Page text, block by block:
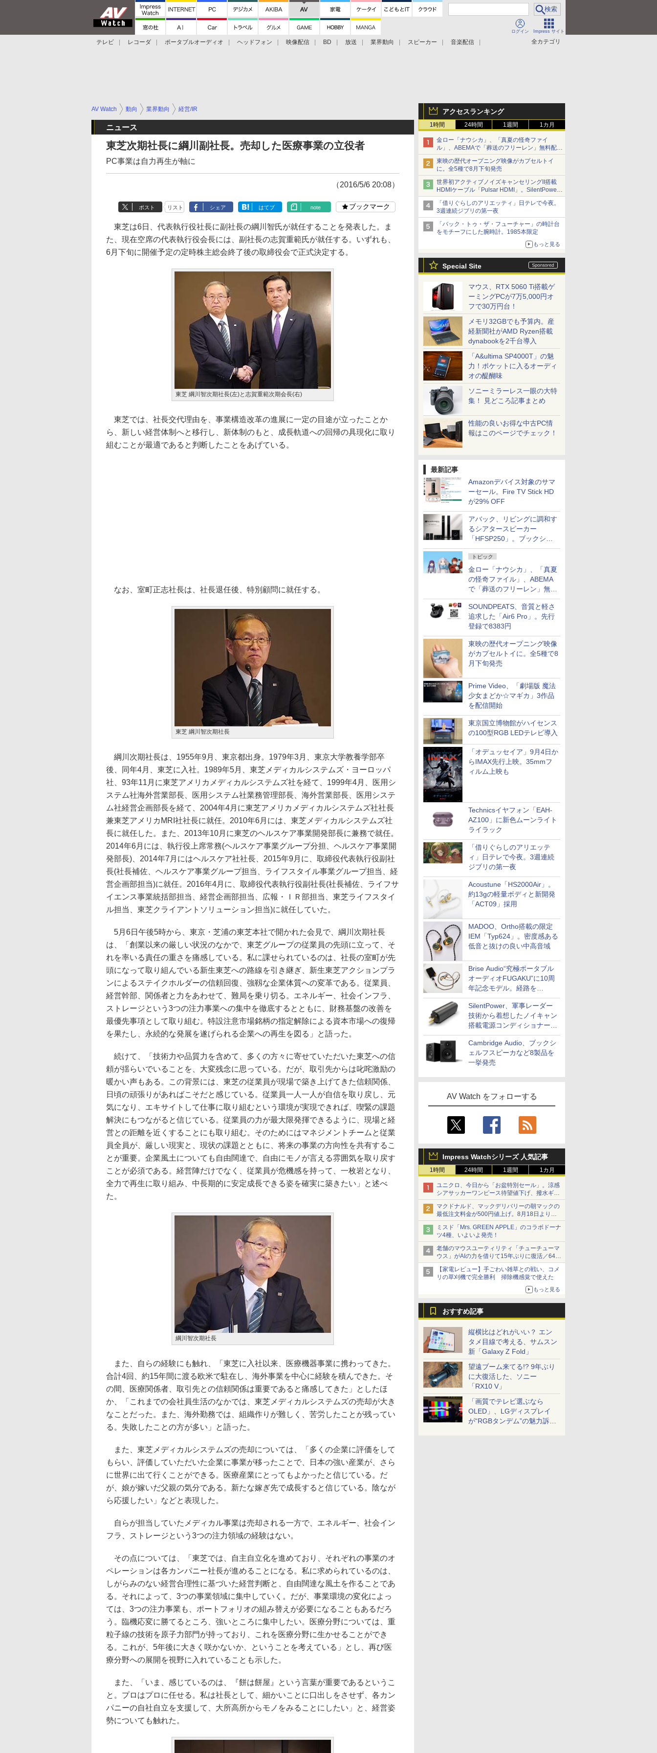
ログイン Impress サイト
全カテゴリ
テレビ レコーダ ポータブルオーディオ ヘッドフォン 映像配信 BD 放送 業界動向 スピーカー
音楽配信
アクセスランキング
1時間 24時間 1週間 1カ月
金ロー「ナウシカ」、「真夏の怪奇ファイ
ル」、ABEMAで「葬送のフリーレン」無料配信
など。夏の特番・配信情報
東映の歴代オープニング映像がカプセルトイ
に。全5種で8月下旬発売
世界初アクティブノイズキャンセリングII搭載
HDMIケーブル「Pulsar HDMI」。SilentPower
から
「借りぐらしのアリエッティ」日テレで今夜。
3週連続ジブリの第一夜
「バック・トゥ・ザ・フューチャー」の時計台
をモチーフにした腕時計。1985本限定
もっと見る
Special Site
マウス、RTX 5060 Ti搭載ゲ
ーミングPCが7万5,000円オ
フで30万円台！
メモリ32GBでも予算内。産
経新聞社がAMD Ryzen搭載
dynabookを2千台導入
「A&ultima SP4000T」の魅
力！ポケットに入るオーディ
オの醍醐味
ソニーミラーレス一眼の大特
集！ 見どころ記事まとめ
性能の良いお得な中古PC情
報はこのページでチェック！
最新記事
Amazonデバイス対象のサマ
ーセール。Fire TV Stick HD
が29% OFF
アバック、リビングに調和す
るシアタースピーカー
「HFSP250」。ブックシェ
ルフはペア3万円以下
トピック
金ロー「ナウシカ」、「真夏
の怪奇ファイル」、ABEMA
で「葬送のフリーレン」無料
配信など。夏の特番・配信情
報
SOUNDPEATS、音質と軽さ
追求した「Air6 Pro」。先行
登録で8383円
東映の歴代オープニング映像
がカプセルトイに。全5種で8
月下旬発売
Prime Video、「劇場版 魔法
少女まどか☆マギカ」3作品
を配信開始
東京国立博物館がハイセンス
の100型RGB LEDテレビ導入
「オデュッセイア」9月4日か
らIMAX先行上映。35mmフ
ィルム上映も
Technicsイヤフォン「EAH-
AZ100」に新色ムーンライト
ライラック
「借りぐらしのアリエッテ
ィ」日テレで今夜。3週連続
ジブリの第一夜
Acoustune「HS2000Air」。
約13gの軽量ボディと新開発
「ACT09」採用
MADOO、Ortho搭載の限定
IEM「Typ624」。密度感ある
低音と抜けの良い中高音域
Brise Audio“究極ポータブル
オーディオFUGAKU”に10周
年記念モデル。経路を
NISHIKIで統一。400万円
SilentPower、軍事レーダー
技術から着想したノイキャン
搭載電源コンディショナー
「AC iPurifier2」
Cambridge Audio、ブックシ
ェルフスピーカなど8製品を
一挙発売
AV Watch をフォローする
Impress Watchシリーズ 人気記事
1時間 24時間 1週間 1カ月
ユニクロ、今日から「お盆特別セール」。涼感
シアサッカーワンピース待望値下げ、撥水ギア
ショーツは1990円に
マクドナルド、マックデリバリーの朝マックの
最低注文料金が500円値上げ。8月18日より
1,500円から受付
ミスド「Mrs. GREEN APPLE」のコラボドーナ
ツ4種、いよいよ発売！
老舗のマウスユーティリティ「チューチューマ
ウス」がAIの力を借りて15年ぶりに復活／64bit
化、Windows 10/11、「Chrome」も走り回
る。復活記念で2026年末まで500円
【家電レビュー】手ごわい雑草との戦い、コメ
リの草刈機で完全勝利 掃除機感覚で使えた
もっと見る
おすすめ記事
縦横比はどれがいい？ エン
タメ目線で考える、サムスン
新「Galaxy Z Fold」
望遠ブーム来てる!? 9年ぶり
に大復活した、ソニー
「RX10 V」
「画質でテレビ選ぶなら
OLED」、LGディスプレイ
が“RGBタンデム”の魅力訴
AV Watch 動向 業界動向 経営/IR
ニュース
東芝次期社長に綱川副社長。売却した医療事業の立役者
PC事業は自力再生が軸に
（2016/5/6 20:08）
ポスト リスト シェア はてブ note ブックマーク
東芝は6日、代表執行役社長に副社長の綱川智氏が就任することを発表した。ま
た、現在空席の代表執行役会長には、副社長の志賀重範氏が就任する。いずれも、
6月下旬に開催予定の定時株主総会終了後の取締役会で正式決定する。
東芝 綱川智次期社長(左)と志賀重範次期会長(右)
東芝では、社長交代理由を、事業構造改革の進展に一定の目途が立ったことか
ら、新しい経営体制へと移行し、新体制のもと、成長軌道への回帰の具現化に取り
組むことが最適であると判断したことをあげている。
なお、室町正志社長は、社長退任後、特別顧問に就任する。
東芝 綱川智次期社長
綱川次期社長は、1955年9月、東京都出身。1979年3月、東京大学教養学部卒
後、同年4月、東芝に入社。1989年5月、東芝メディカルシステムズ・ヨーロッパ
社、93年11月に東芝アメリカメディカルシステムズ社を経て、1999年4月、医用シ
ステム社海外営業部長、医用システム社業務管理部長、海外営業部長、医用システ
ム社経営企画部長を経て、2004年4月に東芝アメリカメディカルシステムズ社社長
兼東芝アメリカMRI社社長に就任。2010年6月には、東芝メディカルシステムズ社
長に就任した。また、2013年10月に東芝のヘルスケア事業開発部長に兼務で就任。
2014年6月には、執行役上席常務(ヘルスケア事業グループ分担、ヘルスケア事業開
発部長)、2014年7月にはヘルスケア社社長、2015年9月に、取締役代表執行役副社
長(社長補佐、ヘルスケア事業グループ担当、ライフスタイル事業グループ担当、経
営企画部担当)に就任。2016年4月に、取締役代表執行役副社長(社長補佐、ライフサ
イエンス事業統括部担当、経営企画部担当、広報・ＩＲ部担当、東芝ライフスタイ
ル担当、東芝クライアントソリューション担当)に就任していた。
5月6日午後5時から、東京・芝浦の東芝本社で開かれた会見で、綱川次期社長
は、「創業以来の厳しい状況のなかで、東芝グループの従業員の先頭に立って、そ
れを率いる責任の重さを痛感している。私に課せられているのは、社長の室町が先
頭になって取り組んでいる新生東芝への路線を引き継ぎ、新生東芝アクションプラ
ンによるステイクホルダーの信頼回復、強靱な企業体質への変革である。従業員、
経営幹部、関係者と力をあわせて、難局を乗り切る。エネルギー、社会インフラ、
ストレージという3つの注力事業への集中を徹底するとともに、財務基盤の改善を
最優先事項として取り組む。特設注意市場銘柄の指定解除による資本市場への復帰
を果たし、永続的な発展を遂げられる企業への再生を図る」と語った。
続けて、「技術力や品質力を含めて、多くの方々に寄せていただいた東芝への信
頼が揺らいでいることを、大変残念に思っている。だが、取引先からは叱咤激励の
暖かい声もある。この背景には、東芝の従業員が現場で築き上げてきた信頼関係、
日頃の頑張りがあればこそだと感じている。従業員一人一人が自信を取り戻し、元
気になり、エキサイトして仕事に取り組むという環境が実現できれば、喫緊の課題
解決にもつながると信じている。従業員の力が最大限発揮できるように、現場と経
営との距離を近くすることにも取り組む。そのためにはマネジメントチームと従業
員全員が、厳しい現実と、現状の課題とともに、将来の事業の方向性を共有するこ
とが重要。企業風土についても自由闊達で、自由にモノが言える雰囲気を取り戻す
ことが必須である。経営陣だけでなく、従業員が危機感を持って、一枚岩となり、
全力で再生に取り組み、中長期的に安定成長できる姿を確実に築きたい」と述べ
た。
綱川智次期社長
また、自らの経験にも触れ、「東芝に入社以来、医療機器事業に携わってきた。
合計4回、約15年間に渡る欧米で駐在し、海外事業を中心に経験を積んできた。そ
の間、医療関係者、取引先との信頼関係は重要であると痛感してきた」としたほ
か、「これまでの会社員生活のなかでは、東芝メディカルシステムズの売却が大き
なことだった。また、海外勤務では、組織作りが難しく、苦労したことが残ってい
る。失敗したことの方が多い」と語った。
また、東芝メディカルシステムズの売却については、「多くの企業に評価をして
もらい、評価していただいた企業に事業が移ったことで、日本の強い産業が、さら
に世界に出て行くことができる。医療産業にとってもよかったと信じている。だ
が、娘が嫁いだ父親の気分である。新たな嫁ぎ先で成長すると信じている。陰なが
ら応援したい」などと表現した。
自らが担当していたメディカル事業は売却される一方で、エネルギー、社会イン
フラ、ストレージという3つの注力領域の経験はない。
その点については、「東芝では、自主自立化を進めており、それぞれの事業のオ
ペレーションは各カンパニー社長が進めることになる。私に求められているのは、
しがらみのない経営合理性に基づいた経営判断と、自由闊達な風土を作ることであ
る。それによって、3つの事業領域に集中していく。だが、事業環境の変化によっ
ては、3つの注力事業も、ポートフォリオの組み替えが必要になることもあるだろ
う。臨機応変に勝てるところ、強いところに集中したい。医療分野については、重
粒子線の技術を原子力部門が持っており、これを医療分野に生かせることができ
る。これが、5年後に大きく咲かないか、ということを考えている」とし、再び医
療分野への展開を視野に入れていることも示した。
また、「いま、感じているのは、『餅は餅屋』という言葉が重要であるというこ
と。プロはプロに任せる。私は社長として、細かいことに口出しをさせず、各カン
パニーの自社自立を支援して、大所高所からモノをみることにしたい」と、経営姿
勢についても触れた。